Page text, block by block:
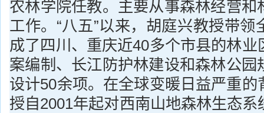
农林学院任教。主要从事森林经营和
工作。“八五”以来，胡庭兴教授带领
成了四川、重庆近40多个市县的林业
案编制、长江防护林建设和森林公园
设计50余项。在全球变暖日益严重的
授自2001年起对西南山地森林生态